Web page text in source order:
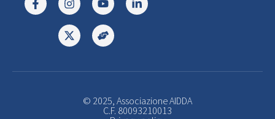
© 2025, Associazione AIDDA
C.F. 80093210013